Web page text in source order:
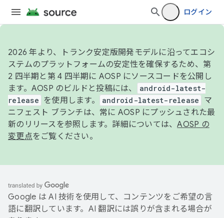
ログイン
2026 年より、トランク安定版開発モデルに沿ってエコシ
ステムのプラットフォームの安定性を確保するため、第
2 四半期と第 4 四半期に AOSP にソースコードを公開し
ます。AOSP のビルドと投稿には、
android-latest-
release
を使用します。 android-latest-release
マ
ニフェスト ブランチは、常に AOSP にプッシュされた最
新のリリースを参照します。詳細については、AOSP の
変更点をご覧ください。
Google は AI 技術を使用して、コンテンツをご希望の言
語に翻訳しています。AI 翻訳には誤りが含まれる場合が